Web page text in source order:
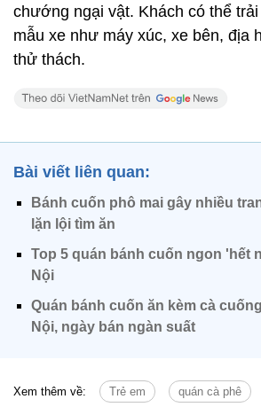
chướng ngại vật. Khách có thể
mẫu xe như máy xúc, xe bên,
thử thách.
Bài viết liên quan:
Bánh cuốn phô mai gây nhiều
lặn lội tìm ăn
Top 5 quán bánh cuốn ngon 'hết
Nội
Quán bánh cuốn ăn kèm cà
Nội, ngày bán ngàn suất
Xem thêm về: Trẻ em quán cà phê